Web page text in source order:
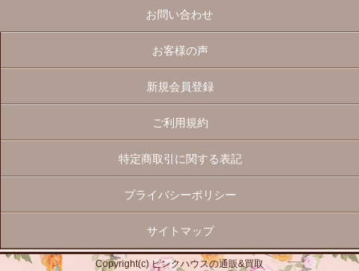
お問い合わせ
お客様の声
新規会員登録
ご利用規約
特定商取引に関する表記
プライバシーポリシー
サイトマップ
Copyright(c) ピンクハウスの通販&買取